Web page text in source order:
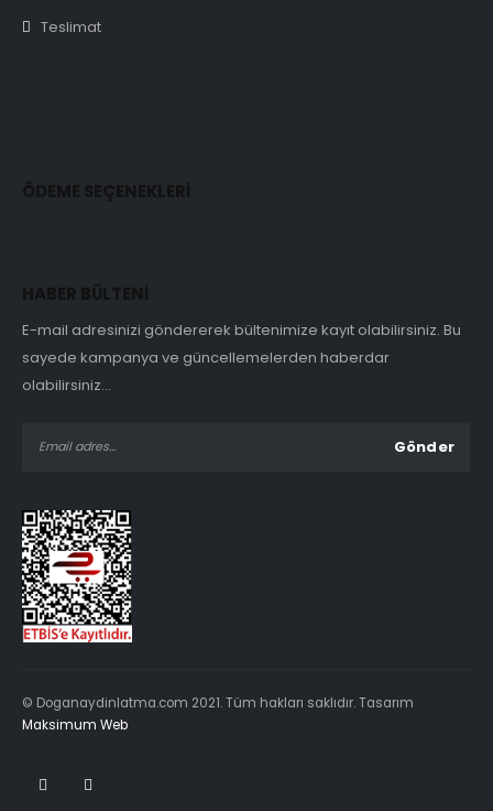
Teslimat
ÖDEME SEÇENEKLERİ
HABER BÜLTENİ
E-mail adresinizi göndererek bültenimize kayıt olabilirsiniz. Bu
sayede kampanya ve güncellemelerden haberdar
olabilirsiniz...
© Doganaydinlatma.com 2021. Tüm hakları saklıdır. Tasarım
Maksimum Web